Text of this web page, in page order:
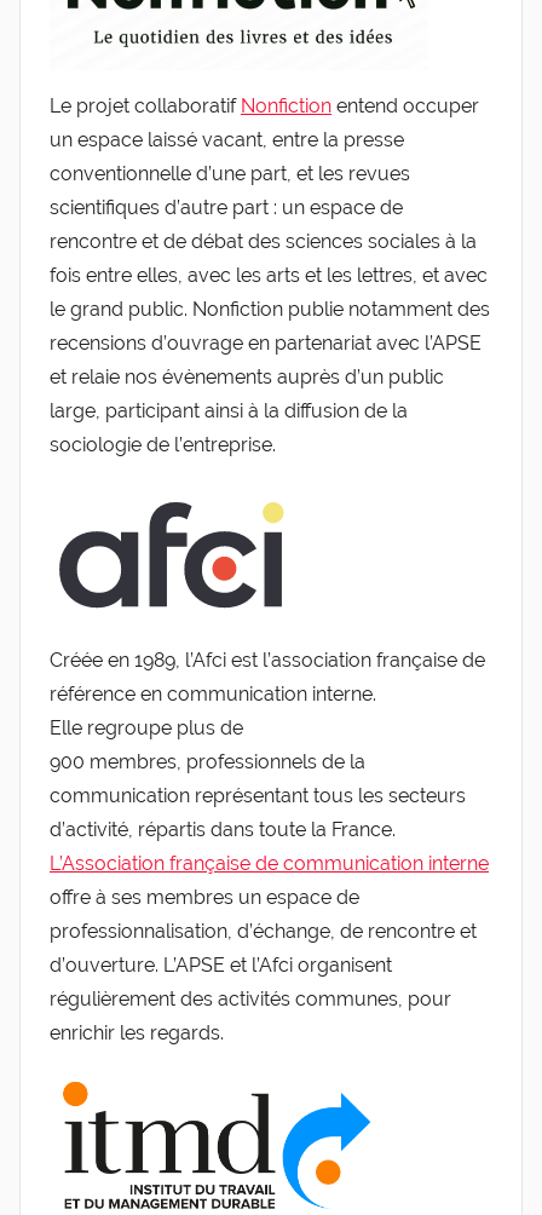
Le projet collaboratif Nonfiction entend occuper
un espace laissé vacant, entre la presse
conventionnelle d’une part, et les revues
scientifiques d’autre part : un espace de
rencontre et de débat des sciences sociales à la
fois entre elles, avec les arts et les lettres, et avec
le grand public. Nonfiction publie notamment des
recensions d’ouvrage en partenariat avec l’APSE
et relaie nos évènements auprès d’un public
large, participant ainsi à la diffusion de la
sociologie de l’entreprise.
Créée en 1989, l’Afci est l’association française de
référence en communication interne.
Elle regroupe plus de
900 membres, professionnels de la
communication représentant tous les secteurs
d’activité, répartis dans toute la France.
L’Association française de communication interne
offre à ses membres un espace de
professionnalisation, d’échange, de rencontre et
d’ouverture. L’APSE et l’Afci organisent
régulièrement des activités communes, pour
enrichir les regards.